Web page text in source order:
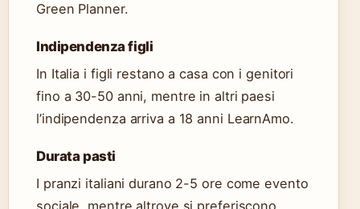
Green Planner.
Indipendenza figli
In Italia i figli restano a casa con i genitori
fino a 30-50 anni, mentre in altri paesi
l’indipendenza arriva a 18 anni LearnAmo.
Durata pasti
I pranzi italiani durano 2-5 ore come evento